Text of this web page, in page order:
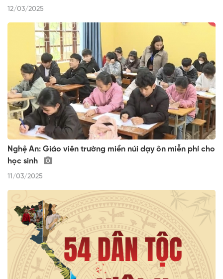
12/03/2025
Nghệ An: Giáo viên trường miền núi dạy ôn miễn phí cho
học sinh
11/03/2025